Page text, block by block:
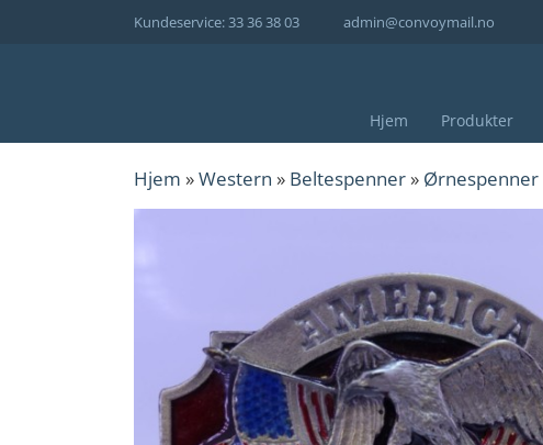
Kundeservice: 33 36 38 03 admin@convoymail.no
Hjem Produkter
Hjem »Western » Beltespenner » Ørnespenner